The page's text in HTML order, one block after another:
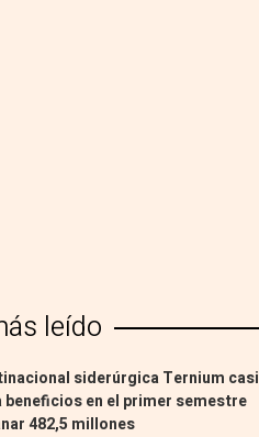
leído
siderúrgica Ternium casi
beneficios en el primer semestre
482,5 millones